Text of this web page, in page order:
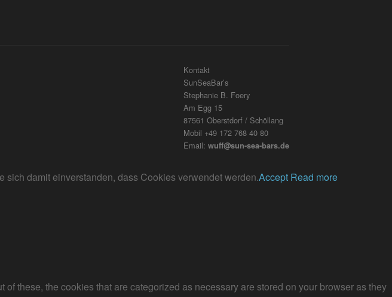
Kontakt
SunSeaBar’s
Stephanie B. Foery
Am Egg 15
87561 Oberstdorf / Schöllang
Mobil +49 172 768 40 80
Email: wuff@sun-sea-bars.de
damit einverstanden, dass Cookies verwendet werden.Accept Read more
these, the cookies that are categorized as necessary are stored on your browser as they